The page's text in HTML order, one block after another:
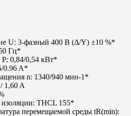
U: 3-фазный 400 В (Δ/Y) ±10 %*
Гц*
0,84/0,54 кВт*
0.96 A*
n: 1340/940 мин-1*
1,60 A
изоляции: THCL 155*
перемещаемой среды tR(min):